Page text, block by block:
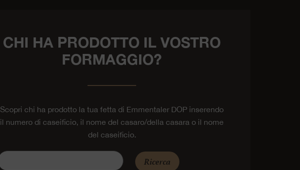
CHI HA PRODOTTO IL VOSTRO
FORMAGGIO?
Scopri chi ha prodotto la tua fetta di Emmentaler DOP inserendo
il numero di caseificio, il nome del casaro/della casara o il nome
del caseificio.
Ricerca